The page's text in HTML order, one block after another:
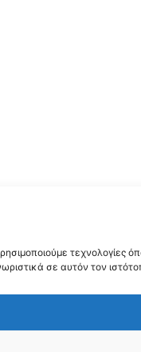
σε αυτόν τον